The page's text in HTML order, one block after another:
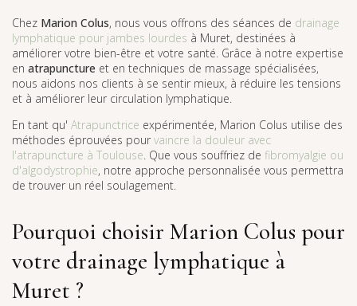
Chez Marion Colus, nous vous offrons des séances de drainage
lymphatique pour jambes lourdes à Muret, destinées à
améliorer votre bien-être et votre santé. Grâce à notre expertise
en atrapuncture et en techniques de massage spécialisées,
nous aidons nos clients à se sentir mieux, à réduire les tensions
et à améliorer leur circulation lymphatique.
En tant qu' Atrapunctrice expérimentée, Marion Colus utilise des
méthodes éprouvées pour vaincre la douleur avec
l'atrapuncture à Toulouse. Que vous souffriez de fibromyalgie ou
d'algodystrophie, notre approche personnalisée vous permettra
de trouver un réel soulagement.
Pourquoi choisir Marion Colus pour
votre drainage lymphatique à
Muret ?